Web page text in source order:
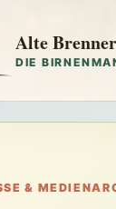
Alte
DIE
&